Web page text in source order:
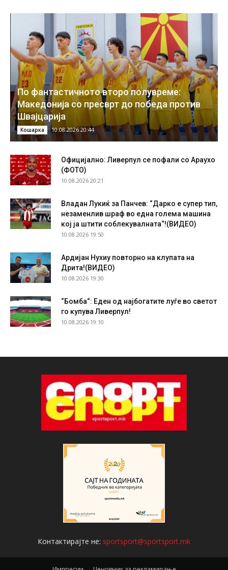
По фантастичното второ полувреме:
Македонија со пресврт до победа против
Швајцарија
Кошарка 10.08.2026 20:44
Официјално: Ливерпул се пофали со Араухо
(ФОТО)
10.08.2026 20:21
Владан Лукиќ за Панчев: “Дарко е супер тип,
незаменлив шраф во една голема машина
кој ја штити соблекувалната“!(ВИДЕО)
10.08.2026 19:50
Ардијан Нухиу повторно на клупата на
Дрита!(ВИДЕО)
10.08.2026 19:30
“Бомба“: Еден од најбогатите луѓе во светот
го купува Ливерпул!
10.08.2026 19:10
Контактирајте не: sportsport@sportsport.mk